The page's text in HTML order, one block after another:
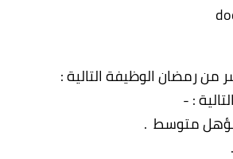
رمضان الوظيفة التالية :
: -
متوسط .